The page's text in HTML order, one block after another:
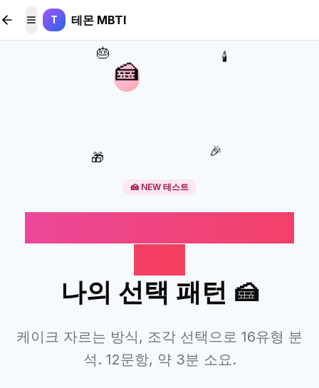
본문 바로가기
메뉴 토글
T 테몬 MBTI
🍰
🎂 🕯️
🎁 🎉
🍰 NEW 테스트
나의 선택 패턴 🍰
케이크 자르는 방식, 조각 선택으로 16유형 분
석. 12문항, 약 3분 소요.